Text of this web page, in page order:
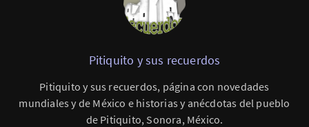
Pitiquito y sus recuerdos
Pitiquito y sus recuerdos, página con novedades
mundiales y de México e historias y anécdotas del pueblo
de Pitiquito, Sonora, México.